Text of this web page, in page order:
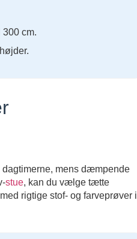
cm.
mens dæmpende
stue, kan du vælge tætte
rigtige stof- og farveprøver i